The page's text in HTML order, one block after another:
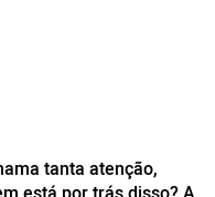
tanta atenção,